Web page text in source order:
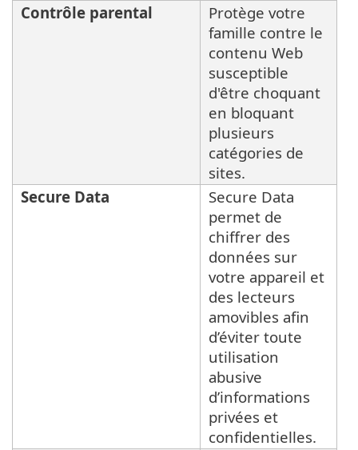
Contrôle parental
Protège votre
famille contre le
contenu Web
susceptible
d'être choquant
en bloquant
plusieurs
catégories de
sites.
Secure Data
Secure Data
permet de
chiffrer des
données sur
votre appareil et
des lecteurs
amovibles afin
d’éviter toute
utilisation
abusive
d’informations
privées et
confidentielles.